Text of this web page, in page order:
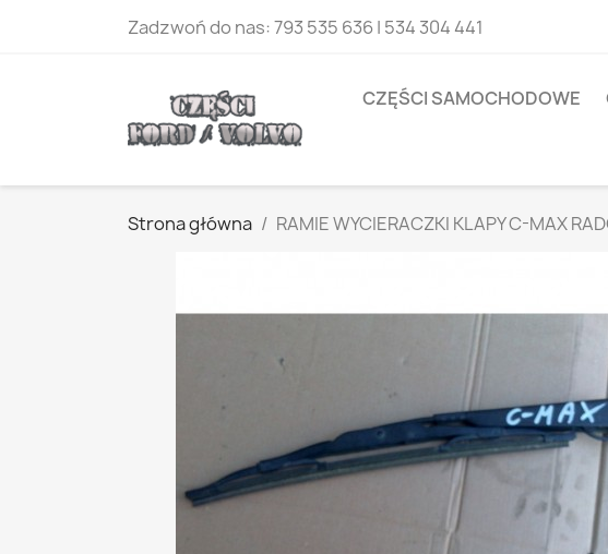
Zadzwoń do nas:793 535 636 | 534 304 441
CZĘŚCI SAMOCHODOWE
Strona główna RAMIE WYCIERACZKI KLAPY C-MAX